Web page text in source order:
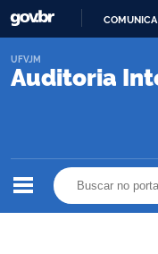
Auditoria
UFVJM